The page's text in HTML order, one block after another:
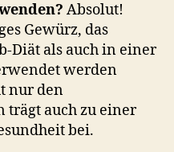
Absolut!
Gewürz, das
Diät als auch in einer
werden
nur den
trägt auch zu einer
bei.